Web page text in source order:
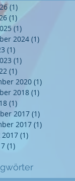
(1)
(1)
(1)
2024 (1)
(1)
(1)
(1)
2020 (1)
2018 (1)
(1)
2017 (1)
2017 (1)
(1)
(1)